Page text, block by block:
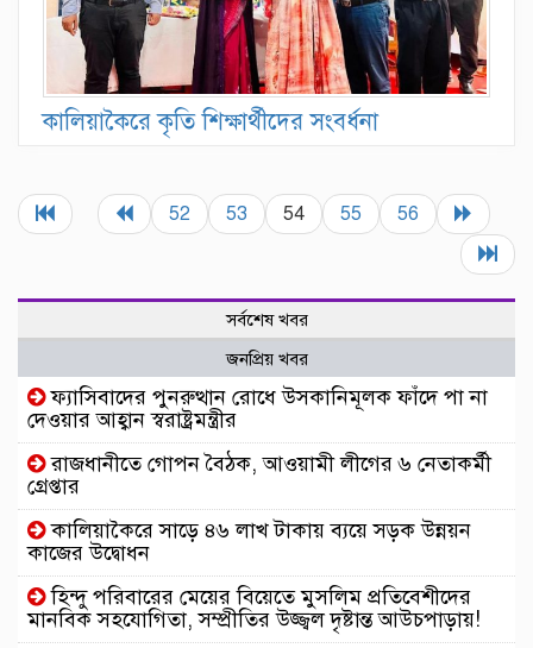
কালিয়াকৈরে কৃতি শিক্ষার্থীদের সংবর্ধনা
52 53 54 55 56
সর্বশেষ খবর
জনপ্রিয় খবর
ফ্যাসিবাদের পুনরুত্থান রোধে উসকানিমূলক ফাঁদে পা না
দেওয়ার আহ্বান স্বরাষ্ট্রমন্ত্রীর
রাজধানীতে গোপন বৈঠক, আওয়ামী লীগের ৬ নেতাকর্মী
গ্রেপ্তার
কালিয়াকৈরে সাড়ে ৪৬ লাখ টাকায় ব্যয়ে সড়ক উন্নয়ন
কাজের উদ্বোধন
হিন্দু পরিবারের মেয়ের বিয়েতে মুসলিম প্রতিবেশীদের
মানবিক সহযোগিতা, সম্প্রীতির উজ্জ্বল দৃষ্টান্ত আউচপাড়ায়!